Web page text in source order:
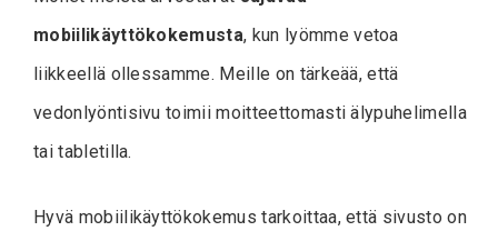
mobiilikäyttökokemusta, kun lyömme vetoa
liikkeellä ollessamme. Meille on tärkeää, että
vedonlyöntisivu toimii moitteettomasti älypuhelimella
tai tabletilla.
Hyvä mobiilikäyttökokemus tarkoittaa, että sivusto on